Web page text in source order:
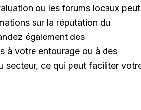
ou les forums locaux peut
sur la réputation du
également des
à votre entourage ou à des
secteur, ce qui peut faciliter